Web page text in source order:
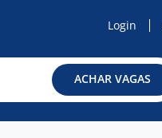
Login
ACHAR VAGAS